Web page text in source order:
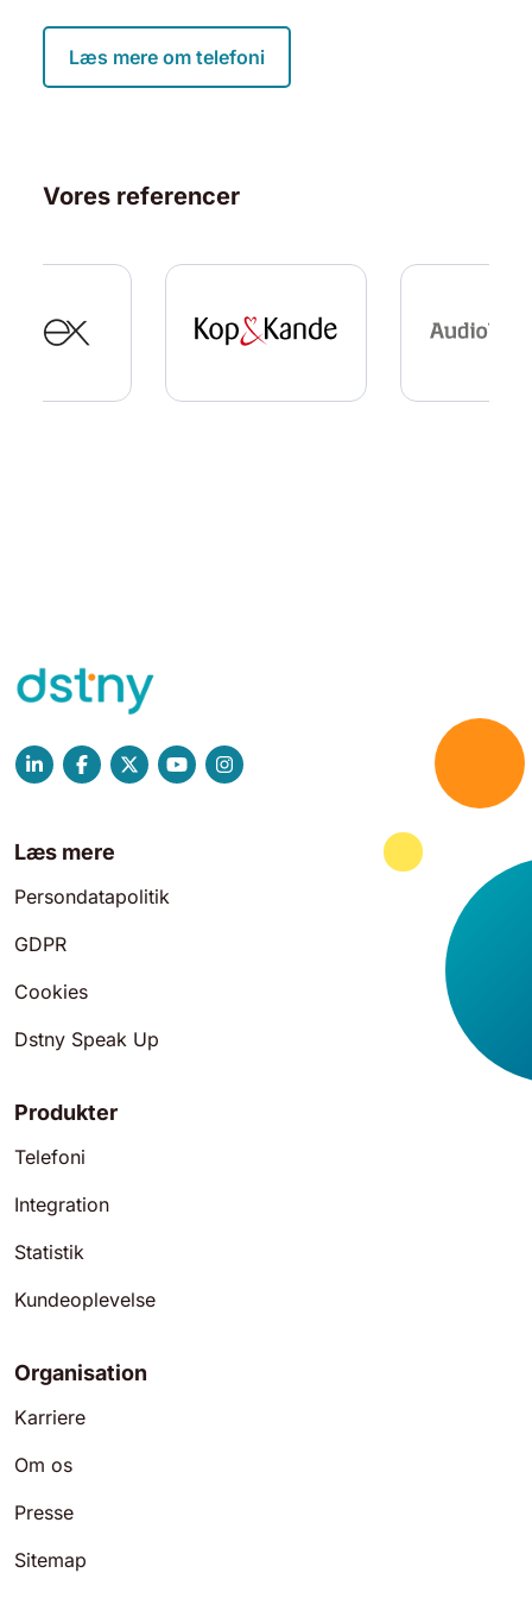
Læs mere om telefoni
Vores referencer
Læs mere
Persondatapolitik
GDPR
Cookies
Dstny Speak Up
Produkter
Telefoni
Integration
Statistik
Kundeoplevelse
Organisation
Karriere
Om os
Presse
Sitemap